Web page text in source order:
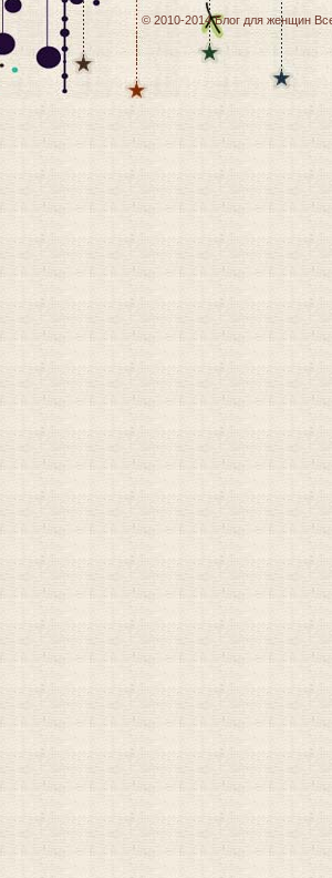
© 2010-2014Блог для женщин